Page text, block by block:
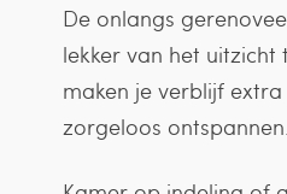
De onlangs
lekker van het
maken je verblijf
zorgeloos ontspannen.